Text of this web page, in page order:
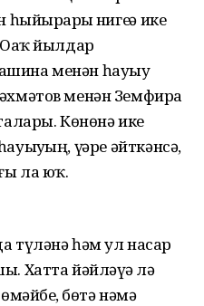
нигеҙҙә ике
йылдар
менән һауыу
менән Земфира
Көнөнә ике
үҙҙәре әйткәнсә,
ла юҡ.
түләнә һәм ул насар
Хатта йәйләүҙә лә
бөтә нәмә